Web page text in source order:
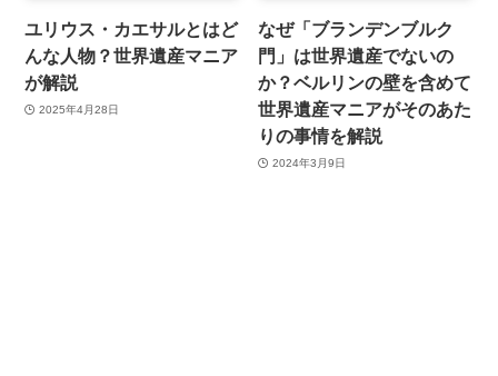
ユリウス・カエサルとはど
んな人物？世界遺産マニア
が解説
2025年4月28日
なぜ「ブランデンブルク
門」は世界遺産でないの
か？ベルリンの壁を含めて
世界遺産マニアがそのあた
りの事情を解説
2024年3月9日